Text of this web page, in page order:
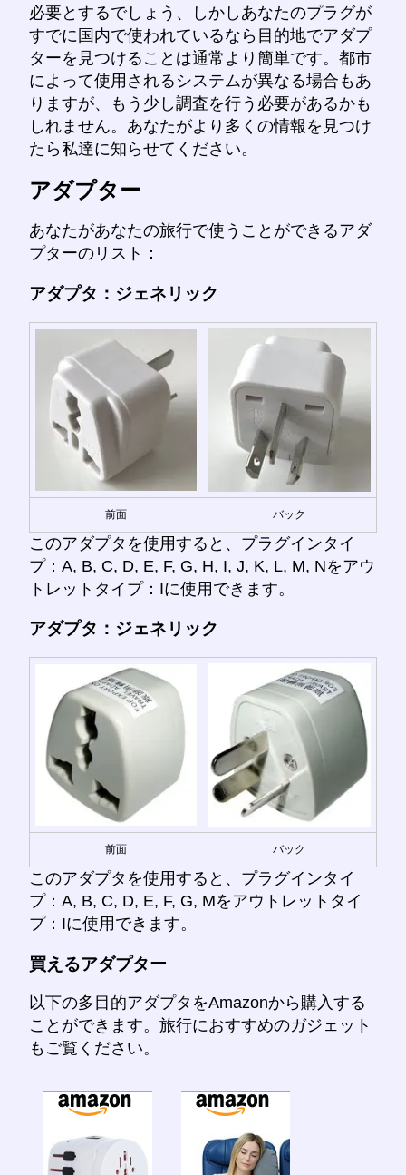
必要とするでしょう、しかしあなたのプラグが
すでに国内で使われているなら目的地でアダプ
ターを見つけることは通常より簡単です。都市
によって使用されるシステムが異なる場合もあ
りますが、もう少し調査を行う必要があるかも
しれません。あなたがより多くの情報を見つけ
たら私達に知らせてください。
アダプター
あなたがあなたの旅行で使うことができるアダ
プターのリスト：
アダプタ：ジェネリック
前面 バック
このアダプタを使用すると、プラグインタイ
プ：A, B, C, D, E, F, G, H, I, J, K, L, M, Nをアウ
トレットタイプ：Iに使用できます。
アダプタ：ジェネリック
前面 バック
このアダプタを使用すると、プラグインタイ
プ：A, B, C, D, E, F, G, Mをアウトレットタイ
プ：Iに使用できます。
買えるアダプター
以下の多目的アダプタをAmazonから購入する
ことができます。旅行におすすめのガジェット
もご覧ください。